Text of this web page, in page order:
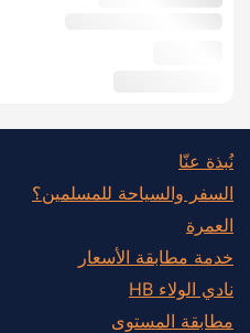
نُبذة عنّا
السفر والسياحة للمسلمين؟
العمرة
خدمة مطابقة الأسعار
نادي الولاء HB
مطابقة المستوى